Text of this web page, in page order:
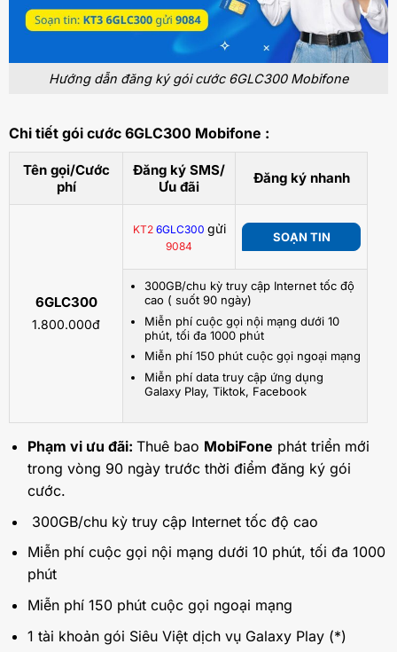
Hướng dẫn đăng ký gói cước 6GLC300 Mobifone
Chi tiết gói cước 6GLC300 Mobifone :
Tên gọi/Cước
phí
Đăng ký SMS/
Ưu đãi
Đăng ký nhanh
6GLC300
1.800.000đ
KT26GLC300 gửi
9084
SOẠN TIN
300GB/chu kỳ truy cập Internet tốc độ
cao ( suốt 90 ngày)
Miễn phí cuộc gọi nội mạng dưới 10
phút, tối đa 1000 phút
Miễn phí 150 phút cuộc gọi ngoại mạng
Miễn phí data truy cập ứng dụng
Galaxy Play, Tiktok, Facebook
Phạm vi ưu đãi: Thuê bao MobiFone phát triển mới
trong vòng 90 ngày trước thời điểm đăng ký gói
cước.
300GB/chu kỳ truy cập Internet tốc độ cao
Miễn phí cuộc gọi nội mạng dưới 10 phút, tối đa 1000
phút
Miễn phí 150 phút cuộc gọi ngoại mạng
1 tài khoản gói Siêu Việt dịch vụ Galaxy Play (*)